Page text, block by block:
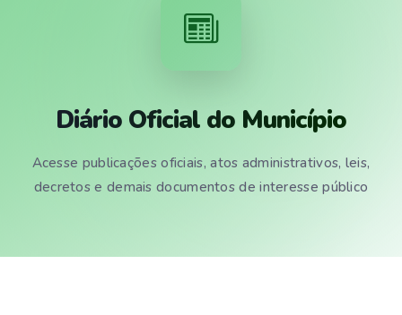
Diário Oficial do Município
Acesse publicações oficiais, atos administrativos, leis,
decretos e demais documentos de interesse público